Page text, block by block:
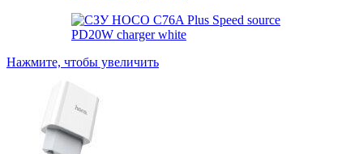
Нажмите, чтобы увеличить